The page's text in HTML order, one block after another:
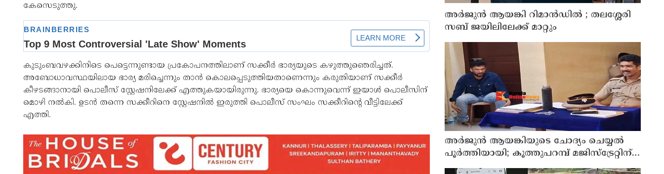
കേസെടുത്തു.
കുടുംബവഴക്കിനിടെ പെട്ടെന്നുണ്ടായ പ്രകോപനത്തിലാണ് സക്കീര്‍ ഭാര്യയുടെ കഴുത്തുഞെരിച്ചത്.
അബോധാവസ്ഥയിലായ ഭാര്യ മരിച്ചെന്നും താന്‍ കൊലപ്പെടുത്തിയതാണെന്നും കരുതിയാണ് സക്കീര്‍
കീഴടങ്ങാനായി പൊലീസ് സ്റ്റേഷനിലേക്ക് എത്തുകയായിരുന്നു. ഭാര്യയെ കൊന്നുവെന്ന് ഇയാള്‍ പൊലീസിന്
മൊഴി നല്‍കി. ഉടന്‍ തന്നെ സക്കീറിനെ സ്റ്റേഷനില്‍ ഇരുത്തി പൊലീസ് സംഘം സക്കീറിന്റെ വീട്ടിലേക്ക്
എത്തി.
അര്‍ജുന്‍ ആയങ്കി റിമാന്‍ഡില്‍ ; തലശ്ശേരി
സബ് ജയിലിലേക്ക് മാറ്റും
അര്‍ജുന്‍ ആയങ്കിയുടെ ചോദ്യം ചെയ്യല്‍
പൂര്‍ത്തിയായി; കൂത്തുപറമ്പ് മജിസ്ട്രേറ്റിന്
മുൻപില്‍ ഹാജരാക്കും